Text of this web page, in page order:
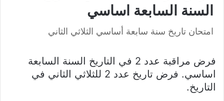
السنة السابعة اساسي
امتحان تاريخ سنة سابعة أساسي الثلاثي الثاني
فرض مراقبة عدد 2 في التاريخ السنة السابعة
اساسي. فرض تاريخ عدد 2 للثلاثي الثاني في
التاريخ.